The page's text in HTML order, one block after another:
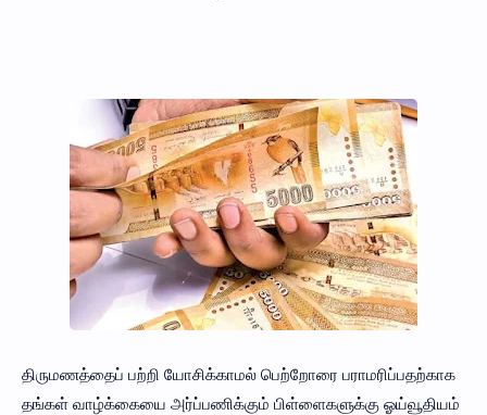
திருமணத்தைப் பற்றி யோசிக்காமல் பெற்றோரை பராமரிப்பதற்காக
தங்கள் வாழ்க்கையை அர்ப்பணிக்கும் பிள்ளைகளுக்கு ஓய்வூதியம்